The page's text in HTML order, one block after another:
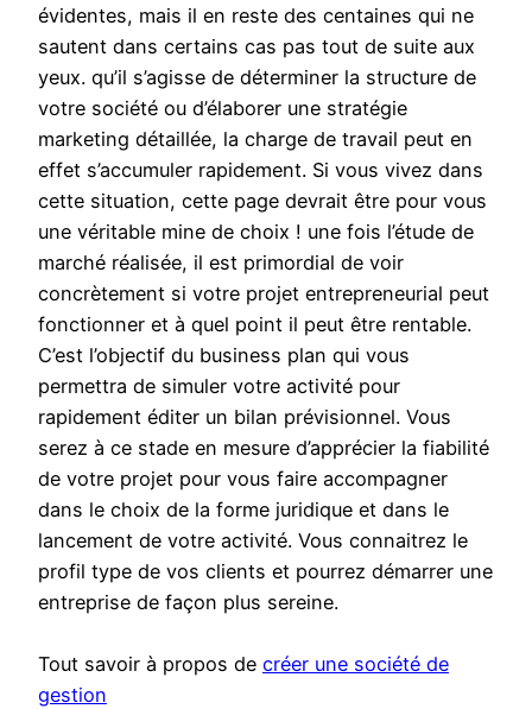
évidentes, mais il en reste des centaines qui ne
sautent dans certains cas pas tout de suite aux
yeux. qu’il s’agisse de déterminer la structure de
votre société ou d’élaborer une stratégie
marketing détaillée, la charge de travail peut en
effet s’accumuler rapidement. Si vous vivez dans
cette situation, cette page devrait être pour vous
une véritable mine de choix ! une fois l’étude de
marché réalisée, il est primordial de voir
concrètement si votre projet entrepreneurial peut
fonctionner et à quel point il peut être rentable.
C’est l’objectif du business plan qui vous
permettra de simuler votre activité pour
rapidement éditer un bilan prévisionnel. Vous
serez à ce stade en mesure d’apprécier la fiabilité
de votre projet pour vous faire accompagner
dans le choix de la forme juridique et dans le
lancement de votre activité. Vous connaitrez le
profil type de vos clients et pourrez démarrer une
entreprise de façon plus sereine.
Tout savoir à propos de créer une société de
gestion